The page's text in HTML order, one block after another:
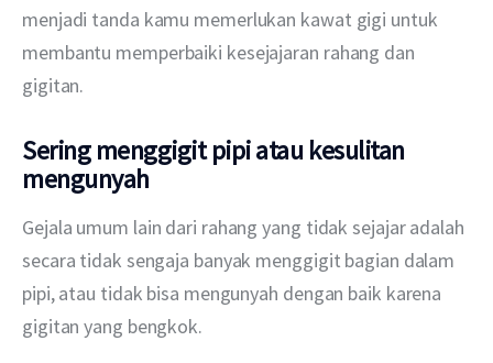
menjadi tanda kamu memerlukan kawat gigi untuk
membantu memperbaiki kesejajaran rahang dan
gigitan.
Sering menggigit pipi atau kesulitan
mengunyah
Gejala umum lain dari rahang yang tidak sejajar adalah
secara tidak sengaja banyak menggigit bagian dalam
pipi, atau tidak bisa mengunyah dengan baik karena
gigitan yang bengkok.